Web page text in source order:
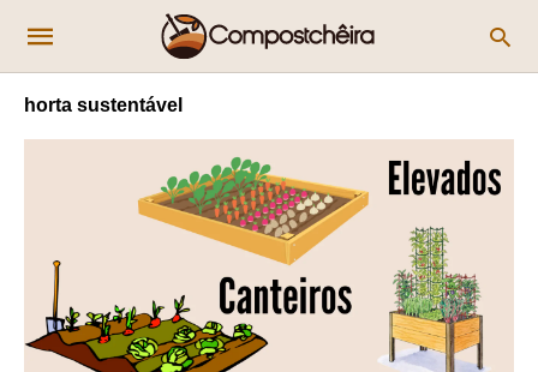
horta sustentável